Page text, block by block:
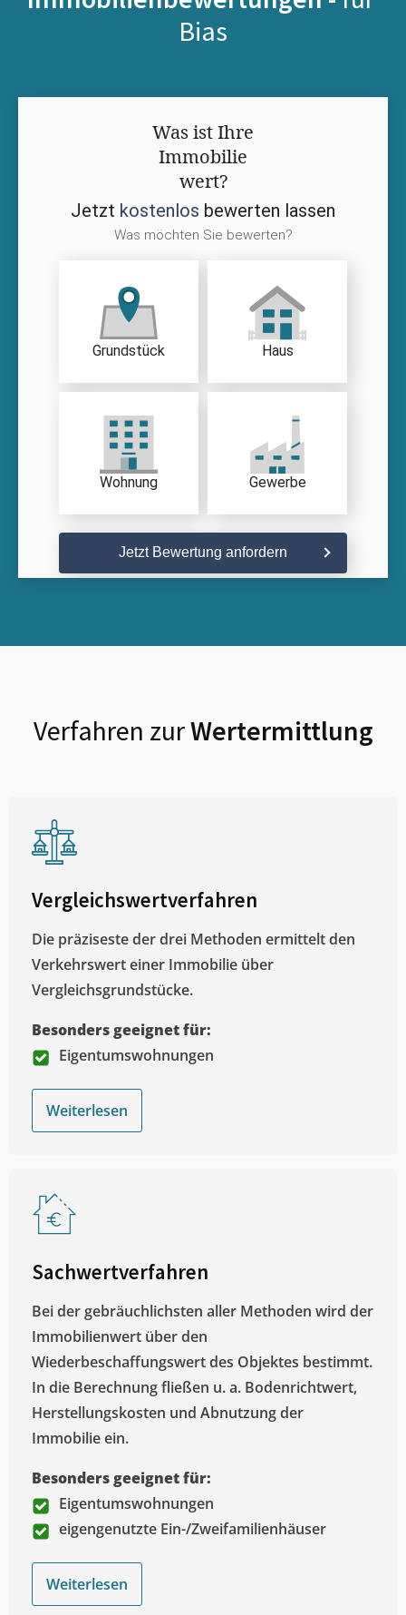
Bias
Was ist Ihre
Immobilie
wert?
Jetzt kostenlos bewerten lassen
Was möchten Sie bewerten?
Grundstück Haus
Wohnung Gewerbe
Jetzt Bewertung anfordern
Verfahren zurWertermittlung
Vergleichswertverfahren
Die präziseste der drei Methoden ermittelt den
Verkehrswert einer Immobilie über
Vergleichsgrundstücke.
Besonders geeignet für:
Eigentumswohnungen
Weiterlesen
Sachwertverfahren
Bei der gebräuchlichsten aller Methoden wird der
Immobilienwert über den
Wiederbeschaffungswert des Objektes bestimmt.
In die Berechnung fließen u. a. Bodenrichtwert,
Herstellungskosten und Abnutzung der
Immobilie ein.
Besonders geeignet für:
Eigentumswohnungen
eigengenutzte Ein-/Zweifamilienhäuser
Weiterlesen